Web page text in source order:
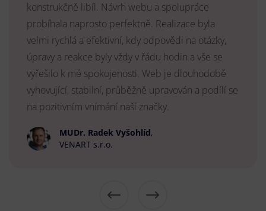
konstrukčně libíl. Návrh webu a spolupráce
probíhala naprosto perfektně. Realizace byla
velmi rychlá a efektivní, kdy odpovědi na otázky,
úpravy a reakce byly vždy v řádu hodin a vše se
vyřešilo k mé spokojenosti. Web je dlouhodobě
vyhovující, stabilní, průběžně upravován a podílí se
na pozitivním vnímání naší značky.
MUDr. Radek Vyšohlíd,
VENART s.r.o.